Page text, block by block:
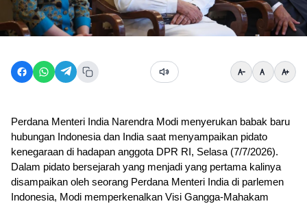
Perdana Menteri India Narendra Modi menyerukan babak baru
hubungan Indonesia dan India saat menyampaikan pidato
kenegaraan di hadapan anggota DPR RI, Selasa (7/7/2026).
Dalam pidato bersejarah yang menjadi yang pertama kalinya
disampaikan oleh seorang Perdana Menteri India di parlemen
Indonesia, Modi memperkenalkan Visi Gangga-Mahakam